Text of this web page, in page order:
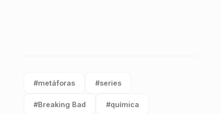
Etiqueta:
#metáforas
Etiqueta:
#series
Etiqueta:
#Breaking Bad
Etiqueta:
#química